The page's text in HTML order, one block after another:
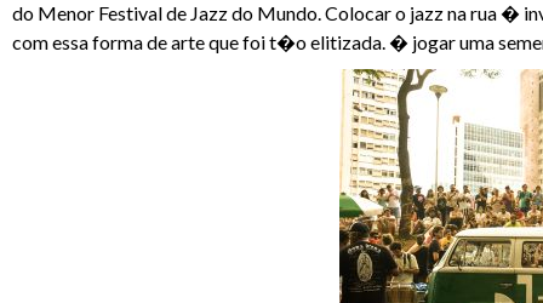
do Menor Festival de Jazz do Mundo. Colocar o jazz na rua
com essa forma de arte que foi t�o elitizada. � jogar uma